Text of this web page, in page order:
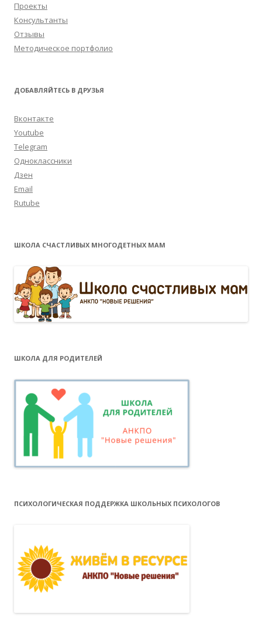
Проекты
Консультанты
Отзывы
Методическое портфолио
ДОБАВЛЯЙТЕСЬ В ДРУЗЬЯ
Вконтакте
Youtube
Telegram
Одноклассники
Дзен
Email
Rutube
ШКОЛА СЧАСТЛИВЫХ МНОГОДЕТНЫХ МАМ
ШКОЛА ДЛЯ РОДИТЕЛЕЙ
ПСИХОЛОГИЧЕСКАЯ ПОДДЕРЖКА ШКОЛЬНЫХ ПСИХОЛОГОВ